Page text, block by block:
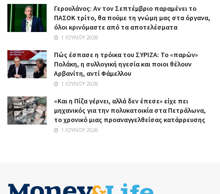
Γερουλάνος: Αν τον Σεπτέμβριο παραμένει το
ΠΑΣΟΚ τρίτο, θα πούμε τη γνώμη μας στα όργανα,
όλοι κρινόμαστε από τα αποτελέσματα
1 ΙΟΥΛΊΟΥ 2026
Πώς έσπασε η τρόικα του ΣΥΡΙΖΑ: Το «παρών»
Πολάκη, η συλλογική ηγεσία και ποιοι θέλουν
Αρβανίτη, αντί Φάμελλου
1 ΙΟΥΛΊΟΥ 2026
«Και η Πίζα γέρνει, αλλά δεν έπεσε» είχε πει
μηχανικός για την πολυκατοικία στα Πετράλωνα,
το χρονικό μιας προαναγγελθείσας κατάρρευσης
1 ΙΟΥΛΊΟΥ 2026